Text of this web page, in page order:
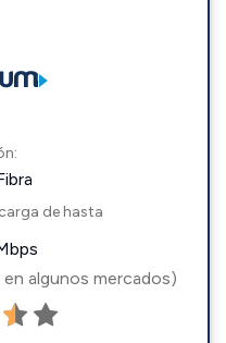
de hasta
algunos mercados)